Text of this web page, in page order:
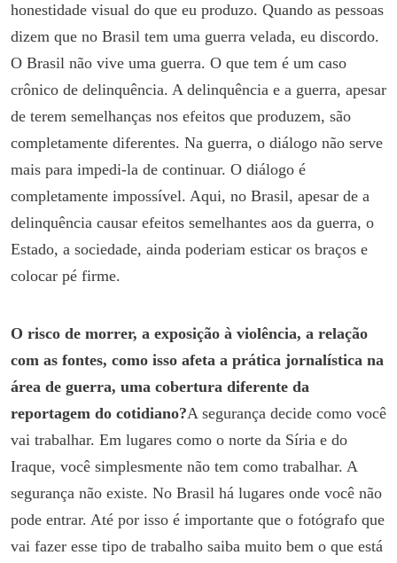
honestidade visual do que eu produzo. Quando as pessoas
dizem que no Brasil tem uma guerra velada, eu discordo.
O Brasil não vive uma guerra. O que tem é um caso
crônico de delinquência. A delinquência e a guerra, apesar
de terem semelhanças nos efeitos que produzem, são
completamente diferentes. Na guerra, o diálogo não serve
mais para impedi-la de continuar. O diálogo é
completamente impossível. Aqui, no Brasil, apesar de a
delinquência causar efeitos semelhantes aos da guerra, o
Estado, a sociedade, ainda poderiam esticar os braços e
colocar pé firme.
O risco de morrer, a exposição à violência, a relação
com as fontes, como isso afeta a prática jornalística na
área de guerra, uma cobertura diferente da
reportagem do cotidiano?A segurança decide como você
vai trabalhar. Em lugares como o norte da Síria e do
Iraque, você simplesmente não tem como trabalhar. A
segurança não existe. No Brasil há lugares onde você não
pode entrar. Até por isso é importante que o fotógrafo que
vai fazer esse tipo de trabalho saiba muito bem o que está